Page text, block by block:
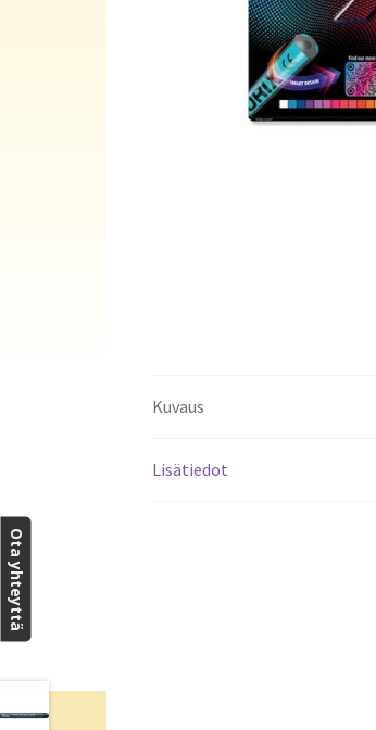
Kuvaus
Lisätiedot
Ota yhteyttä